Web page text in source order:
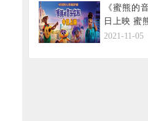
《蜜熊的
日上映 蜜
演年度合家
2021-11-05